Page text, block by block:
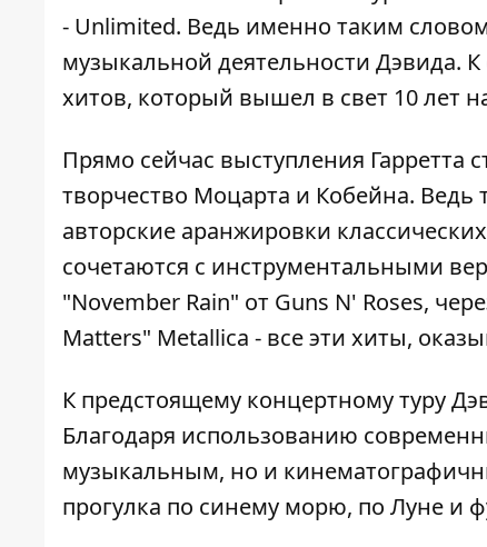
- Unlimited. Ведь именно таким
музыкальной деятельности Дэвида.
хитов, который вышел в свет 10 лет
Прямо сейчас выступления
творчество Моцарта и Кобейна. Ведь
авторские аранжировки
сочетаются с инструментальными
"November Rain" от Guns N' Roses,
Matters" Metallica - все эти хиты,
К предстоящему концертному туру
Благодаря использованию
музыкальным, но и
прогулка по синему морю, по Луне и